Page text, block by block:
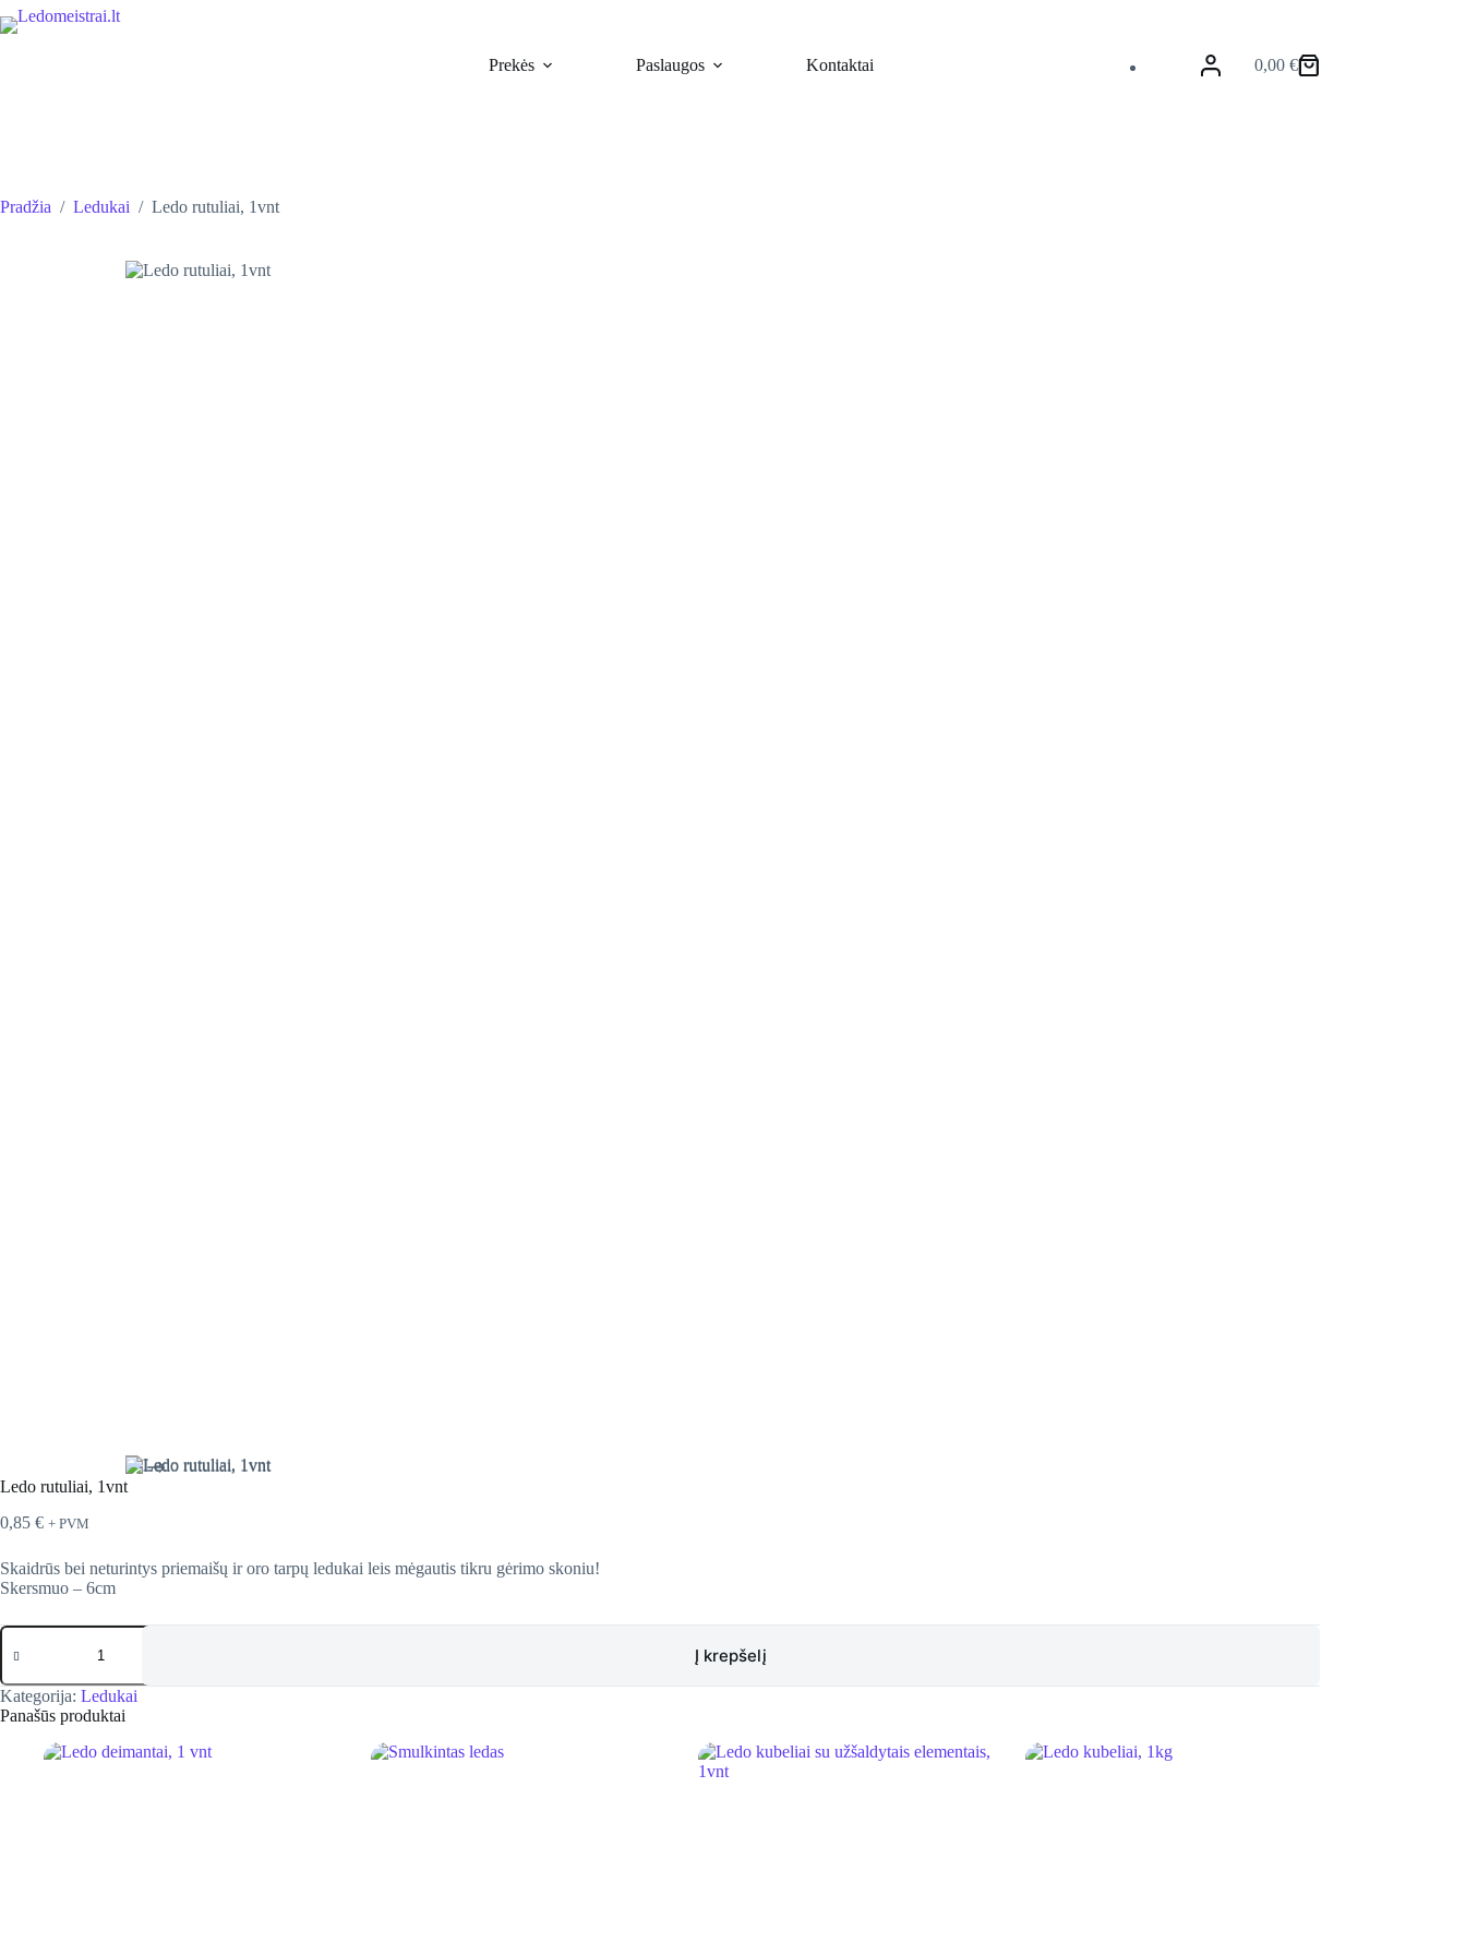
Skip
to
Prekės
Paslaugos Kontaktai Krepšelis
0,00 €
Pradžia / Ledukai / Ledo rutuliai, 1vnt
Ledo rutuliai, 1vnt
0,85 € + PVM
Skaidrūs bei neturintys priemaišų ir oro tarpų ledukai leis mėgautis tikru gėrimo skoniu!
Skersmuo – 6cm
produkto
kiekis:
rutuliai,
1vnt
Į krepšelį
Kategorija: Ledukai
Panašūs produktai